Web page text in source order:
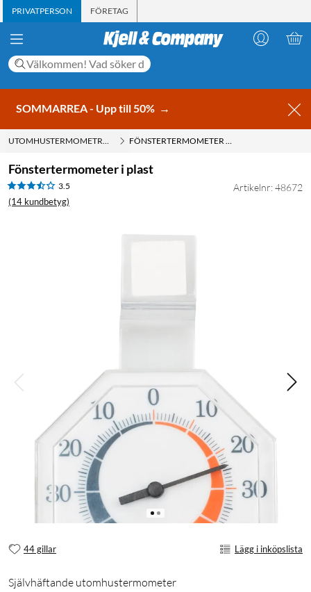
PRIVATPERSON FÖRETAG
SOMMARREA - Upp till 50% →
UTOMHUSTERMOMETRAR FÖNSTERTERMOMETER I PLAST
Fönstertermometer i plast
3.5
(14 kundbetyg)
Artikelnr: 48672
44 gillar Lägg i inköpslista
Självhäftande utomhustermometer